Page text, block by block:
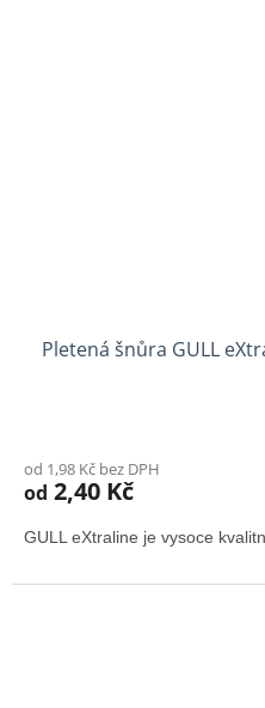
Pletená šnůra GULL
od 1,98 Kč bez DPH
od 2,40 Kč
GULL eXtraline je vysoce